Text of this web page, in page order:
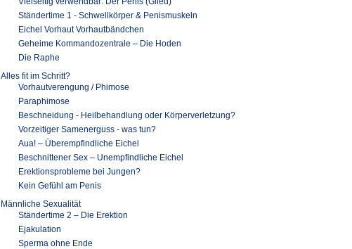
Ständertime 1 - Schwellkörper & Penismuskeln
Eichel Vorhaut Vorhautbändchen
Geheime Kommandozentrale – Die Hoden
Die Raphe
Alles fit im Schritt?
Vorhautverengung / Phimose
Paraphimose
Beschneidung - Heilbehandlung oder Körperverletzung?
Vorzeitiger Samenerguss - was tun?
Aua! – Überempfindliche Eichel
Beschnittener Sex – Unempfindliche Eichel
Erektionsprobleme bei Jungen?
Kein Gefühl am Penis
Männliche Sexualität
Ständertime 2 – Die Erektion
Ejakulation
Sperma ohne Ende